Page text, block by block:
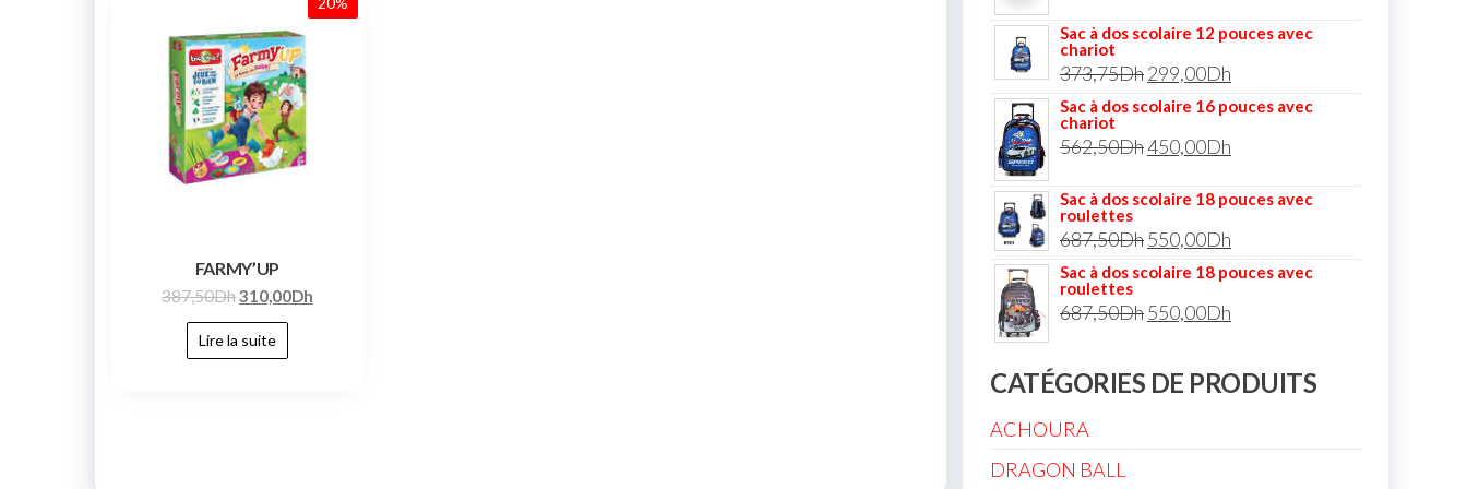
FARMY’UP
387,50Dh310,00Dh
Lire la suite
Sac à dos scolaire 12 pouces avec
chariot
373,75Dh299,00Dh
Sac à dos scolaire 16 pouces avec
chariot
562,50Dh450,00Dh
Sac à dos scolaire 18 pouces avec
roulettes
687,50Dh550,00Dh
Sac à dos scolaire 18 pouces avec
roulettes
687,50Dh550,00Dh
CATÉGORIES DE PRODUITS
ACHOURA
DRAGON BALL